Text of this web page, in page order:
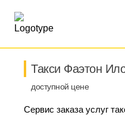
Такси Фаэтон
доступной цене
Сервис заказа услуг